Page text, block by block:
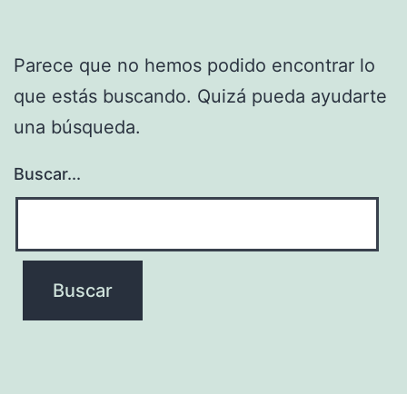
Parece que no hemos podido encontrar lo
que estás buscando. Quizá pueda ayudarte
una búsqueda.
Buscar...